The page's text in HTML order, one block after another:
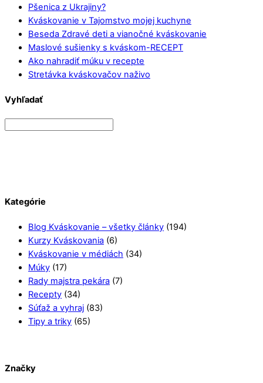
Pšenica z Ukrajiny?
Kváskovanie v Tajomstvo mojej kuchyne
Beseda Zdravé deti a vianočné kváskovanie
Maslové sušienky s kváskom-RECEPT
Ako nahradiť múku v recepte
Stretávka kváskovačov naživo
Vyhľadať
Kategórie
Blog Kváskovanie – všetky články (194)
Kurzy Kváskovania (6)
Kváskovanie v médiách (34)
Múky (17)
Rady majstra pekára (7)
Recepty (34)
Súťaž a vyhraj (83)
Tipy a triky (65)
Značky